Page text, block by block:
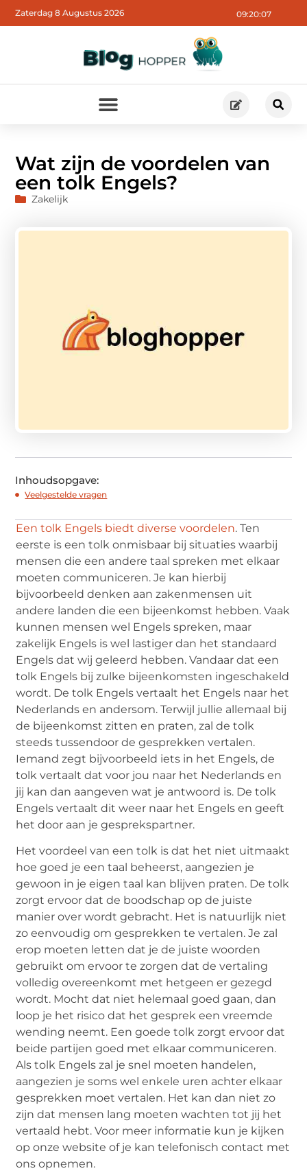
09:20:09
Zaterdag 8 Augustus 2026
Wat zijn de voordelen van
een tolk Engels?
Zakelijk
Inhoudsopgave:
Veelgestelde vragen
Een tolk Engels biedt diverse voordelen. Ten
eerste is een tolk onmisbaar bij situaties waarbij
mensen die een andere taal spreken met elkaar
moeten communiceren. Je kan hierbij
bijvoorbeeld denken aan zakenmensen uit
andere landen die een bijeenkomst hebben. Vaak
kunnen mensen wel Engels spreken, maar
zakelijk Engels is wel lastiger dan het standaard
Engels dat wij geleerd hebben. Vandaar dat een
tolk Engels bij zulke bijeenkomsten ingeschakeld
wordt. De tolk Engels vertaalt het Engels naar het
Nederlands en andersom. Terwijl jullie allemaal bij
de bijeenkomst zitten en praten, zal de tolk
steeds tussendoor de gesprekken vertalen.
Iemand zegt bijvoorbeeld iets in het Engels, de
tolk vertaalt dat voor jou naar het Nederlands en
jij kan dan aangeven wat je antwoord is. De tolk
Engels vertaalt dit weer naar het Engels en geeft
het door aan je gesprekspartner.
Het voordeel van een tolk is dat het niet uitmaakt
hoe goed je een taal beheerst, aangezien je
gewoon in je eigen taal kan blijven praten. De tolk
zorgt ervoor dat de boodschap op de juiste
manier over wordt gebracht. Het is natuurlijk niet
zo eenvoudig om gesprekken te vertalen. Je zal
erop moeten letten dat je de juiste woorden
gebruikt om ervoor te zorgen dat de vertaling
volledig overeenkomt met hetgeen er gezegd
wordt. Mocht dat niet helemaal goed gaan, dan
loop je het risico dat het gesprek een vreemde
wending neemt. Een goede tolk zorgt ervoor dat
beide partijen goed met elkaar communiceren.
Als tolk Engels zal je snel moeten handelen,
aangezien je soms wel enkele uren achter elkaar
gesprekken moet vertalen. Het kan dan niet zo
zijn dat mensen lang moeten wachten tot jij het
vertaald hebt. Voor meer informatie kun je kijken
op onze website of je kan telefonisch contact met
ons opnemen.